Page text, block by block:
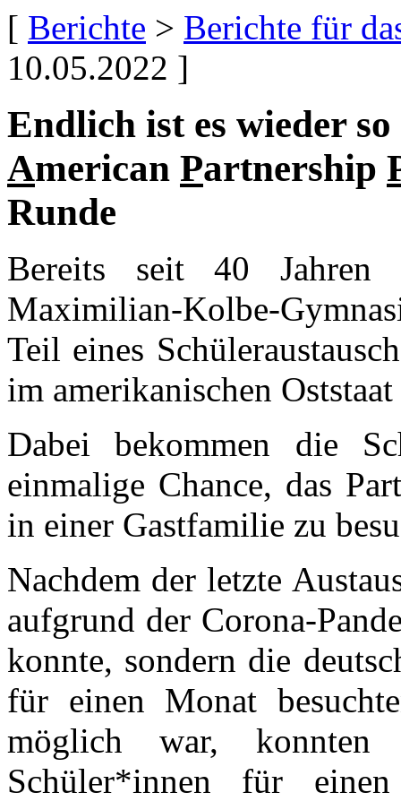
[ Berichte > Berichte für
10.05.2022 ]
Endlich ist es wieder
American Partnership
Runde
Bereits seit 40 Jahren
Maximilian-Kolbe-
Teil eines
im amerikanischen
Dabei bekommen die
einmalige Chance, das
in einer Gastfamilie zu
Nachdem der letzte
aufgrund der Corona-
konnte, sondern die
für einen Monat
möglich war,
Schüler*innen für